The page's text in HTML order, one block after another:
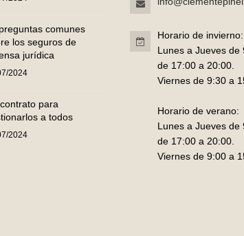
comunes
los seguros de
jurídica
2024
para
a todos
2024
Horario de invierno:
Lunes a Jueves de
de 17:00 a 20:00.
Viernes de 9:30 a
Horario de verano:
Lunes a Jueves de
de 17:00 a 20:00.
Viernes de 9:00 a